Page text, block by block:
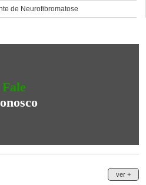
de Neurofibromatose
Fale
ver +